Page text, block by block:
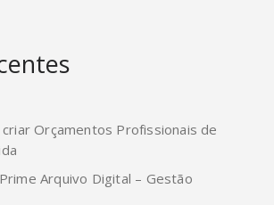
Orçamentos Profissionais de
Arquivo Digital – Gestão